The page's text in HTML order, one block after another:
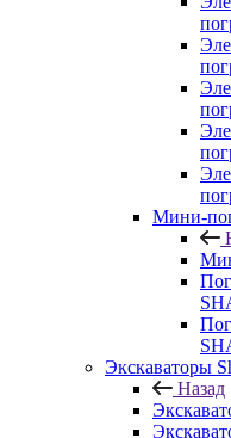
Мини-
Экскаваторы
Назад